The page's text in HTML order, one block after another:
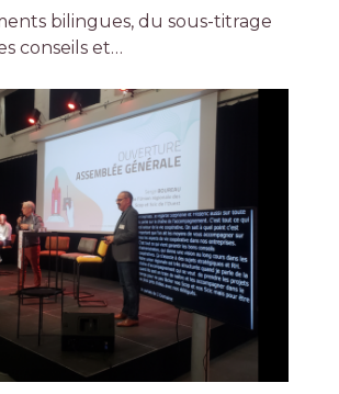
bilingues, du sous-titrage
conseils et…